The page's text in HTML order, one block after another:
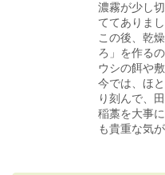
濃霧が少し
ててありまし
この後、乾
ろ」を作る
ウシの餌や
今では、ほ
り刻んで、
稲藁を大事
も貴重な気が